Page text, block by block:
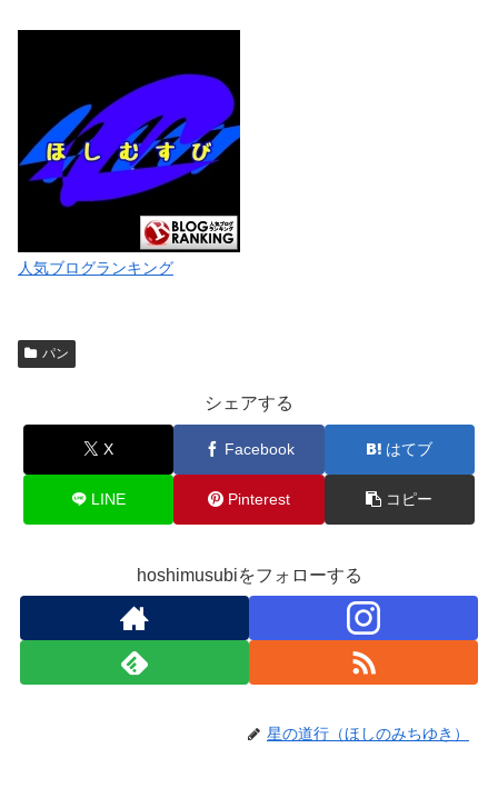
人気ブログランキング
パン
シェアする
X Facebook はてブ
LINE Pinterest コピー
hoshimusubiをフォローする
星の道行（ほしのみちゆき）